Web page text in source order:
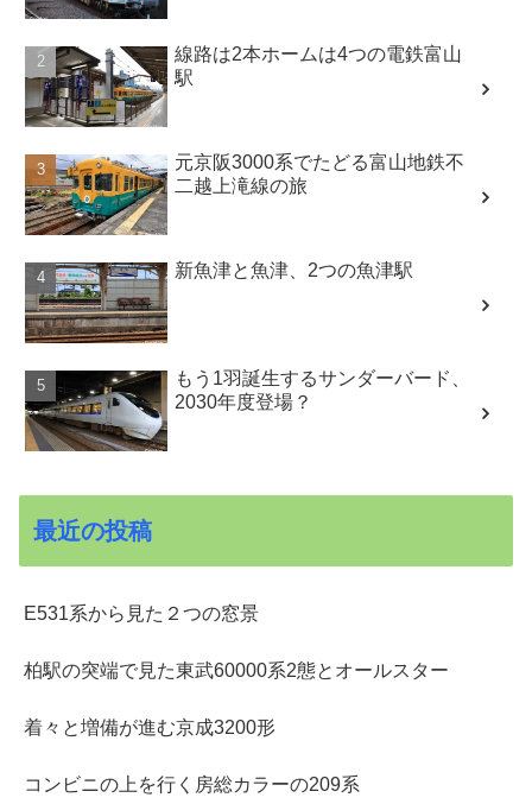
線路は2本ホームは4つの電鉄富山
駅
元京阪3000系でたどる富山地鉄不
二越上滝線の旅
新魚津と魚津、2つの魚津駅
もう1羽誕生するサンダーバード、
2030年度登場？
最近の投稿
E531系から見た２つの窓景
柏駅の突端で見た東武60000系2態とオールスター
着々と増備が進む京成3200形
コンビニの上を行く房総カラーの209系